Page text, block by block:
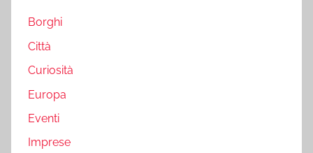
Borghi
Città
Curiosità
Europa
Eventi
Imprese